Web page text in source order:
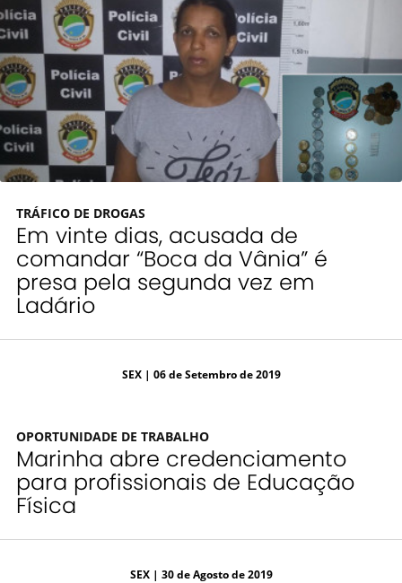
TRÁFICO DE DROGAS
Em vinte dias, acusada de
comandar “Boca da Vânia” é
presa pela segunda vez em
Ladário
SEX| 06 de Setembro de 2019
OPORTUNIDADE DE TRABALHO
Marinha abre credenciamento
para profissionais de Educação
Física
SEX| 30 de Agosto de 2019